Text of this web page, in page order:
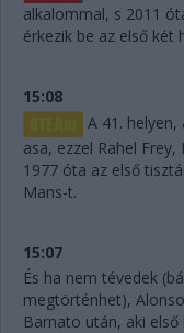
alkalommal, s 2011
érkezik be az első két
15:08
A 41.
asa, ezzel Rahel
1977 óta az első
Mans-t.
15:07
És ha nem tévedek
megtörténhet),
Barnato után, aki